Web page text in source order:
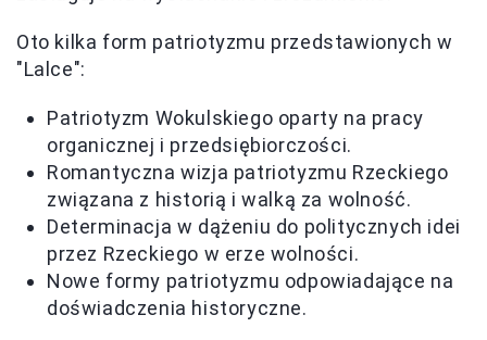
Oto kilka form patriotyzmu przedstawionych w
"Lalce":
Patriotyzm Wokulskiego oparty na pracy
organicznej i przedsiębiorczości.
Romantyczna wizja patriotyzmu Rzeckiego
związana z historią i walką za wolność.
Determinacja w dążeniu do politycznych idei
przez Rzeckiego w erze wolności.
Nowe formy patriotyzmu odpowiadające na
doświadczenia historyczne.